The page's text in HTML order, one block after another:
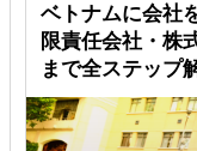
ベトナムに会社
限責任会社・株
まで全ステップ